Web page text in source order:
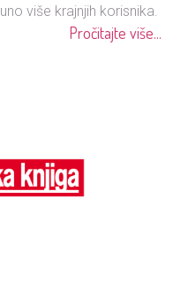
više krajnjih korisnika.
Pročitajte više...